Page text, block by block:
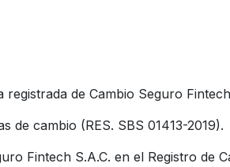
registrada de Cambio Seguro
de cambio (RES. SBS 01413-2019).
Fintech S.A.C. en el Registro de